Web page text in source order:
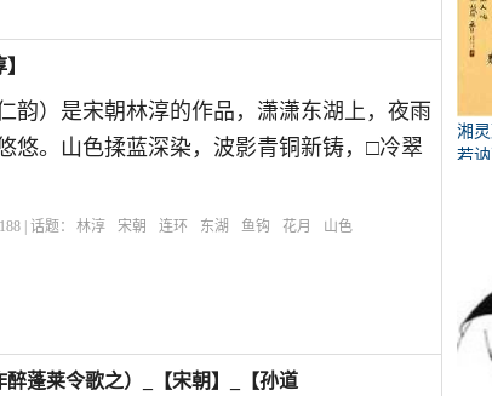
韵）是宋朝林淳的作品，潇潇东湖上，夜雨
悠。山色揉蓝深染，波影青铜新铸，□冷翠
188 | 话题： 林淳 宋朝 连环 东湖 鱼钩 花月 山色
蓬莱令歌之）_【宋朝】_【孙道
湘
若讷